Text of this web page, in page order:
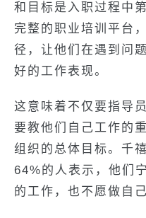
和目标是入职过程中
完整的职业培训平台
径，让他们在遇到问
好的工作表现。
这意味着不仅要指导
要教他们自己工作的
组织的总体目标。千
64%的人表示，他们
的工作，也不愿做自